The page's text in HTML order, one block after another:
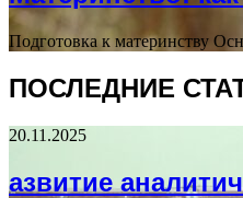
Подготовка к материнству
ПОСЛЕДНИЕ
20.11.2025
азвитие